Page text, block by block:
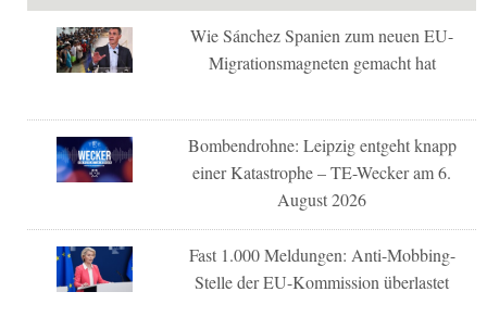
Wie Sánchez Spanien zum neuen EU-
Migrationsmagneten gemacht hat
Bombendrohne: Leipzig entgeht knapp
einer Katastrophe – TE-Wecker am 6.
August 2026
Fast 1.000 Meldungen: Anti-Mobbing-
Stelle der EU-Kommission überlastet